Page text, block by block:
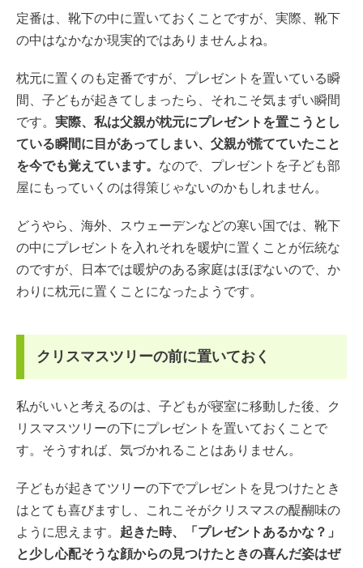
定番は、靴下の中に置いておくことですが、実際、靴下
の中はなかなか現実的ではありませんよね。
枕元に置くのも定番ですが、プレゼントを置いている瞬
間、子どもが起きてしまったら、それこそ気まずい瞬間
です。 実際、私は父親が枕元にプレゼントを置こうとし
ている瞬間に目があってしまい、父親が慌てていたこと
を今でも覚えています。 なので、プレゼントを子ども部
屋にもっていくのは得策じゃないのかもしれません。
どうやら、海外、スウェーデンなどの寒い国では、靴下
の中にプレゼントを入れそれを暖炉に置くことが伝統な
のですが、日本では暖炉のある家庭はほぼないので、か
わりに枕元に置くことになったようです。
クリスマスツリーの前に置いておく
私がいいと考えるのは、子どもが寝室に移動した後、ク
リスマスツリーの下にプレゼントを置いておくことで
す。そうすれば、気づかれることはありません。
子どもが起きてツリーの下でプレゼントを見つけたとき
はとても喜びますし、これこそがクリスマスの醍醐味の
ように思えます。 起きた時、「プレゼントあるかな？」
と少し心配そうな顔からの見つけたときの喜んだ姿はぜ